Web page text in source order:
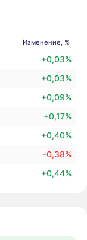
Изменение, %
+0,03%
+0,03%
+0,09%
+0,17%
+0,40%
-0,38%
+0,44%